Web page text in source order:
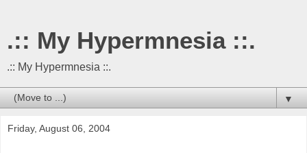
.:: My Hypermnesia ::.
.:: My Hypermnesia ::.
▼
Friday, August 06, 2004